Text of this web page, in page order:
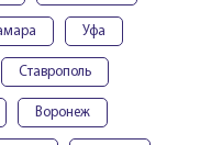
Уфа
Ставрополь
Воронеж